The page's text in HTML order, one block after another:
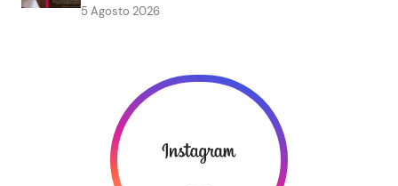
5 Agosto 2026